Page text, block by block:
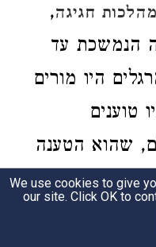
חגיגה,
הנמשכת עד
היו מורים
טוענים
שהוא הטענה
שזכר הרב
וכתב על אלו
We use cookies to give
our site. Click OK to